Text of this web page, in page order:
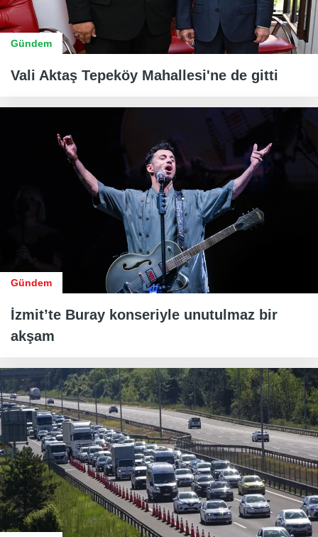
Gündem
Vali Aktaş Tepeköy Mahallesi'ne de gitti
Gündem
İzmit’te Buray konseriyle unutulmaz bir
akşam